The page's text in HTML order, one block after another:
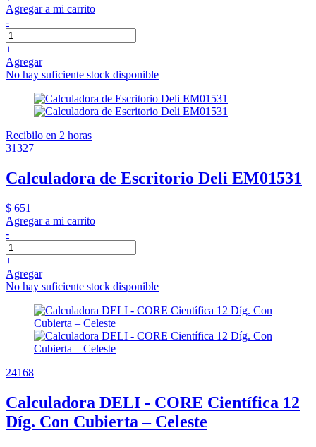
Agregar a mi carrito
-
+
Agregar
No hay suficiente stock disponible
Recibilo en 2 horas
31327
Calculadora de Escritorio Deli EM01531
$ 651
Agregar a mi carrito
-
+
Agregar
No hay suficiente stock disponible
24168
Calculadora DELI - CORE Científica 12
Díg. Con Cubierta – Celeste